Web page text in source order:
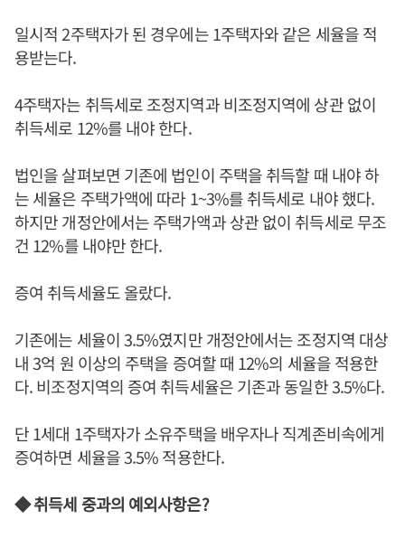
일시적 2주택자가 된 경우에는 1주택자와 같은 세율을 적
용받는다.
4주택자는 취득세로 조정지역과 비조정지역에 상관 없이
취득세로 12%를 내야 한다.
법인을 살펴보면 기존에 법인이 주택을 취득할 때 내야 하
는 세율은 주택가액에 따라 1~3%를 취득세로 내야 했다.
하지만 개정안에서는 주택가액과 상관 없이 취득세로 무조
건 12%를 내야만 한다.
증여 취득세율도 올랐다.
기존에는 세율이 3.5%였지만 개정안에서는 조정지역 대상
내 3억 원 이상의 주택을 증여할 때 12%의 세율을 적용한
다. 비조정지역의 증여 취득세율은 기존과 동일한 3.5%다.
단 1세대 1주택자가 소유주택을 배우자나 직계존비속에게
증여하면 세율을 3.5% 적용한다.
◆ 취득세 중과의 예외사항은?